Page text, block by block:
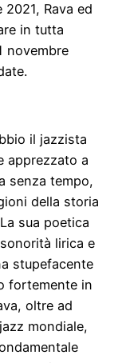
Rava ed
in tutta
novembre
il jazzista
apprezzato a
senza tempo,
della storia
sua poetica
lirica e
stupefacente
fortemente in
oltre ad
mondiale,